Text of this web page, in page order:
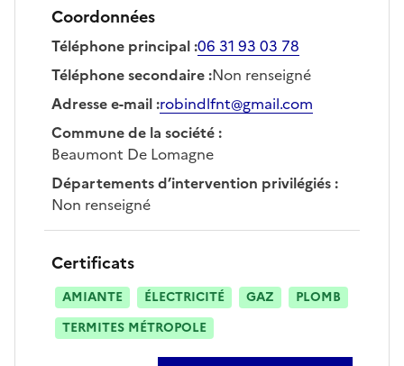
Coordonnées
Téléphone principal:06 31 93 03 78
Téléphone secondaire:Non renseigné
Adresse e-mail:robindlfnt@gmail.com
Commune de la société:
Beaumont De Lomagne
Départements d’intervention privilégiés:
Non renseigné
Certificats
AMIANTE ÉLECTRICITÉ GAZ
PLOMB
TERMITES MÉTROPOLE